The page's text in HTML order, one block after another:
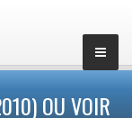
OU VOIR